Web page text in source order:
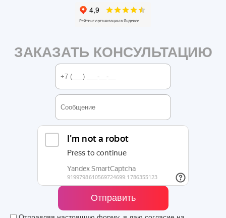
ЗАКАЗАТЬ КОНСУЛЬТАЦИЮ
Отправить